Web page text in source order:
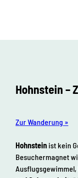
Hohnstein –
Zur Wanderung »
Hohnstein ist kein
Besuchermagnet